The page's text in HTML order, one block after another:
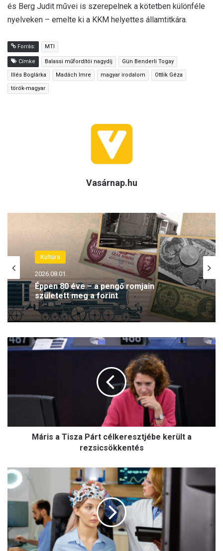
és Berg Judit művei is szerepelnek a kötetben különféle
nyelveken – emelte ki a KKM helyettes államtitkára.
Forrás: MTI
Címke Balassi műfordítói nagydíj Gün Benderli Togay
Illés Boglárka Madách Imre magyar irodalom Ottlik Géza
török-magyar
Vasárnap.hu
2026.08.01.
Éppen 80 éve – a pengő romjain
2026.07.31.
Budapest arculatformáló építésze volt –
Máris
a
került
rezsicsökkentés
Máris a Tisza Párt célkeresztjébe került a
rezsicsökkentés
Nemcsak
űrtechnika
A
által
kifejlesztett
módszert